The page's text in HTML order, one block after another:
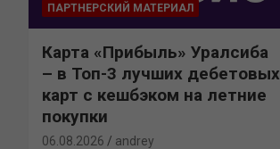
ПАРТНЕРСКИЙ МАТЕРИАЛ
Карта «Прибыль» Уралсиба
– в Топ-3 лучших дебетовых
карт с кешбэком на летние
покупки
06.08.2026 andrey